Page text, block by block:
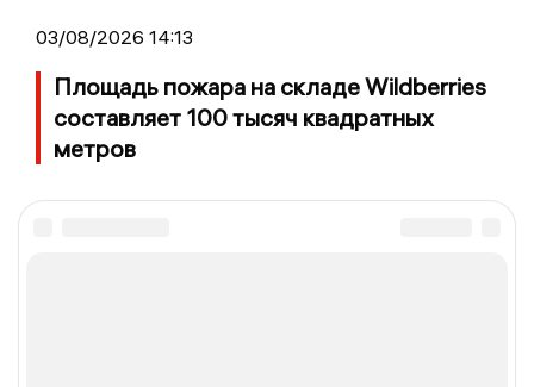
03/08/2026 14:13
Площадь пожара на складе Wildberries
составляет 100 тысяч квадратных
метров